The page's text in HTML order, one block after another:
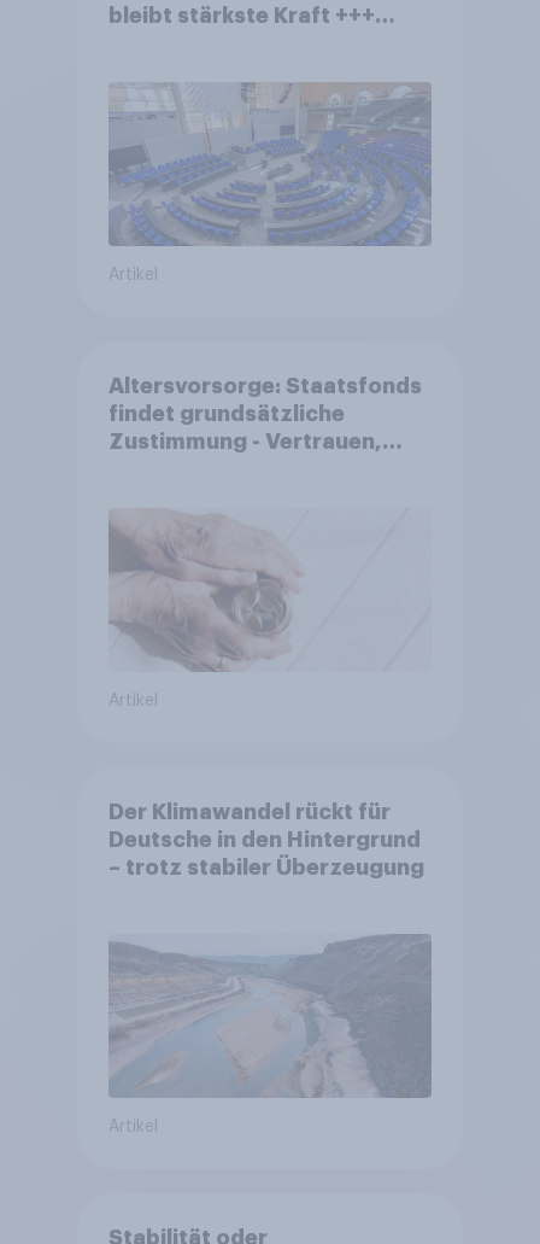
bleibt stärkste Kraft +++
Artikel
Altersvorsorge: Staatsfonds
findet grundsätzliche
Zustimmung - Vertrauen,
Akzeptanz
Artikel
Der Klimawandel rückt für
Deutsche in den Hintergrund
– trotz stabiler Überzeugung
Artikel
Stabilität oder